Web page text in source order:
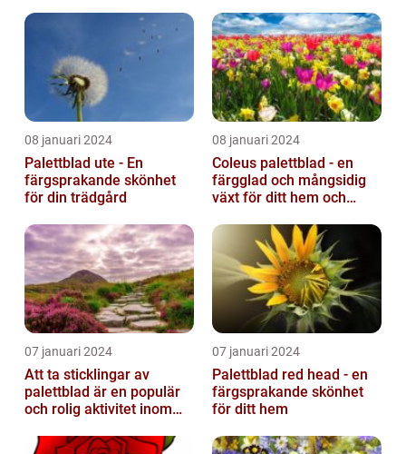
08 januari 2024
Palettblad ute - En
färgsprakande skönhet
för din trädgård
08 januari 2024
Coleus palettblad - en
färgglad och mångsidig
växt för ditt hem och
07 januari 2024
Att ta sticklingar av
palettblad är en populär
och rolig aktivitet inom
07 januari 2024
Palettblad red head - en
färgsprakande skönhet
för ditt hem